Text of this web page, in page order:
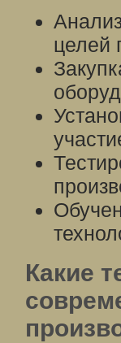
целей
Какие